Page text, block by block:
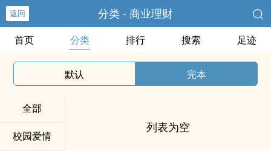
返回 分类 - 商业理财
首页 分类 排行 搜索 足迹
默认 完本
全部
校园爱情
列表为空